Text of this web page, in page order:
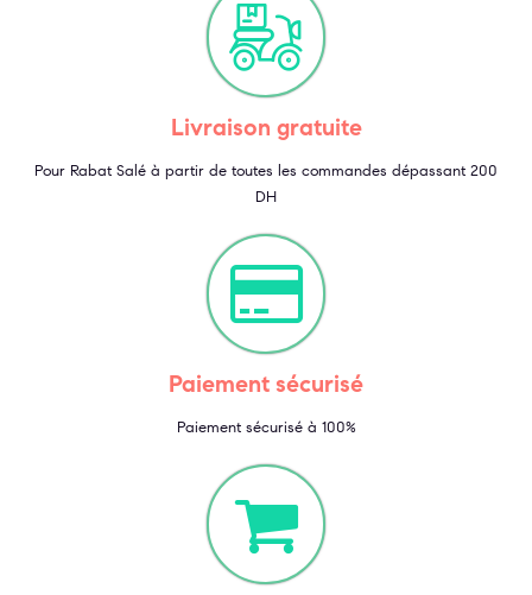
Livraison gratuite
Pour Rabat Salé à partir de toutes les commandes dépassant 200
DH
Paiement sécurisé
Paiement sécurisé à 100%